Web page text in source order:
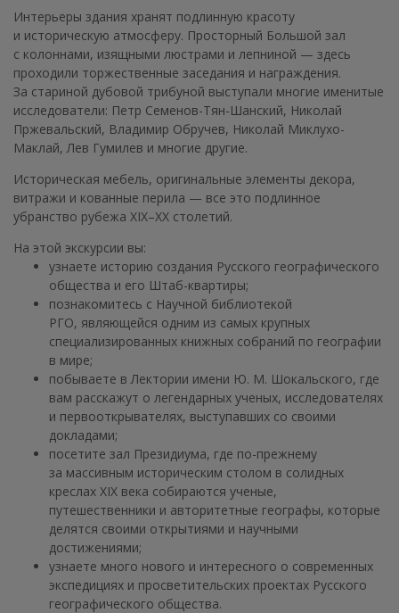
Интерьеры здания хранят подлинную красоту
и историческую атмосферу. Просторный Большой зал
с колоннами, изящными люстрами и лепниной — здесь
проходили торжественные заседания и награждения.
За стариной дубовой трибуной выступали многие именитые
исследователи: Петр Семенов-Тян-Шанский, Николай
Пржевальский, Владимир Обручев, Николай Миклухо-
Маклай, Лев Гумилев и многие другие.
Историческая мебель, оригинальные элементы декора,
витражи и кованные перила — все это подлинное
убранство рубежа XIX–XX столетий.
На этой экскурсии вы:
узнаете историю создания Русского географического
общества и его Штаб-квартиры;
познакомитесь с Научной библиотекой
РГО, являющейся одним из самых крупных
специализированных книжных собраний по географии
в мире;
побываете в Лектории имени Ю. М. Шокальского, где
вам расскажут о легендарных ученых, исследователях
и первооткрывателях, выступавших со своими
докладами;
посетите зал Президиума, где по-прежнему
за массивным историческим столом в солидных
креслах XIX века собираются ученые,
путешественники и авторитетные географы, которые
делятся своими открытиями и научными
достижениями;
узнаете много нового и интересного о современных
экспедициях и просветительских проектах Русского
географического общества.